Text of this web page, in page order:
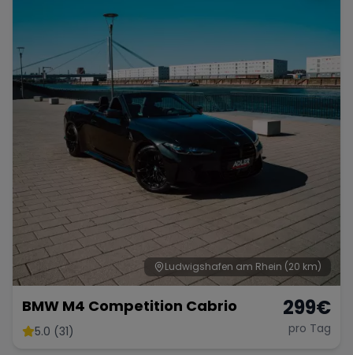
Ludwigshafen am Rhein (20 km)
BMW M4 Competition Cabrio
5.0 (31)
299€
pro Tag